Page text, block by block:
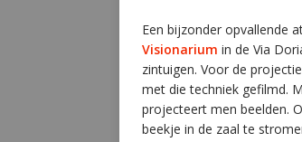
Een bijzonder opvallende
Visionarium in de Via
zintuigen. Voor de
met die techniek gefilmd.
projecteert men beelden.
beekje in de zaal te